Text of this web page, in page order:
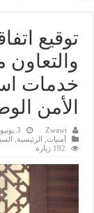
توقيع
خدمات
الأمن
Zwawi
3 يونيو 2026
أمنيات الرئيسية
192 زيارة